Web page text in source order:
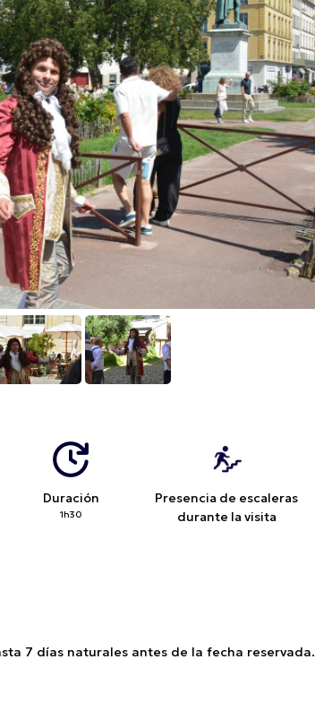
Duración
1h30
Presencia de escaleras
durante la visita
7 días naturales antes de la fecha reservada.